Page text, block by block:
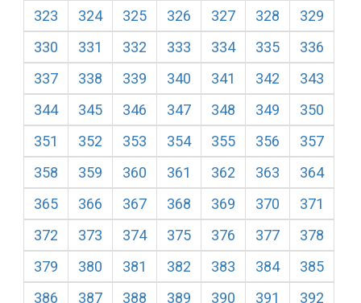
323
324 325 326 327 328
329
330
331 332 333 334 335
336
337
338 339 340 341 342
343
344
345 346 347 348 349
350
351
352 353 354 355 356
357
358
359 360 361 362 363
364
365
366 367 368 369 370
371
372
373 374 375 376 377
378
379
380 381 382 383 384
385
386
387 388 389 390 391 392